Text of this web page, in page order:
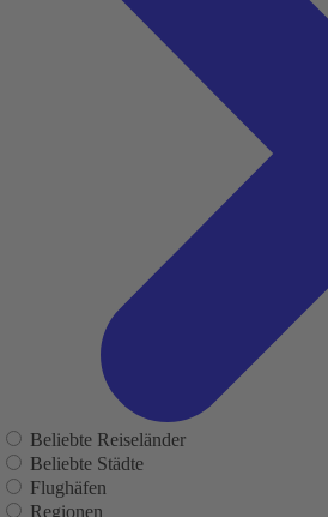
Beliebte Reiseländer
Beliebte Städte
Flughäfen
Regionen